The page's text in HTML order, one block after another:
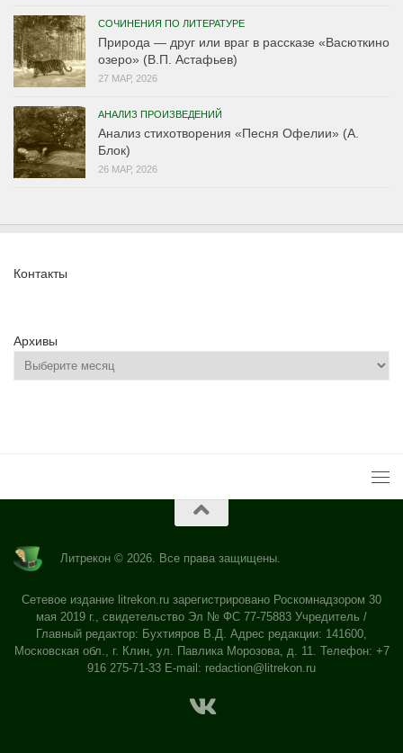
СОЧИНЕНИЯ ПО ЛИТЕРАТУРЕ
Природа — друг или враг в рассказе «Васюткино
озеро» (В.П. Астафьев)
27 МАР, 2026
АНАЛИЗ ПРОИЗВЕДЕНИЙ
Анализ стихотворения «Песня Офелии» (А.
Блок)
26 МАР, 2026
Контакты
Архивы
Литрекон © 2026. Все права защищены.
Сетевое издание litrekon.ru зарегистрировано Роскомнадзором 30
мая 2019 г., свидетельство Эл № ФС 77-75883 Учредитель /
Главный редактор: Бухтияров В.Д. Адрес редакции: 141600,
Московская обл., г. Клин, ул. Павлика Морозова, д. 11. Телефон: +7
916 275-71-33 E-mail: redaction@litrekon.ru